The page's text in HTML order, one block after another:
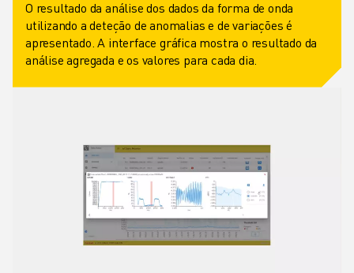
JUNTE-SE A NÓS » PORTAL DE EMPREGO
CONTACTO
CONTACTO
LOCALIZAÇÕES
O resultado da análise dos dados da forma de onda
utilizando a deteção de anomalias e de variações é
apresentado. A interface gráfica mostra o resultado da
análise agregada e os valores para cada dia.